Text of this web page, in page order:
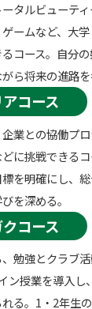
タルビューテ
ームなど、大
コース。自分
ら将来の進路を
コース
業との協働プ
に挑戦できる
を明確にし、
を深める。
コース
勉強とクラブ
ン授業を導入し
る。1・2年生